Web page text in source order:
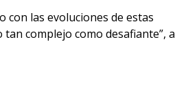
con las evoluciones de estas
complejo como desafiante”,